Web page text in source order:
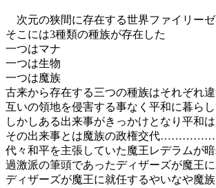
次元の狭間に存在する世界ファイリーゼ
そこには3種類の種族が存在した
一つはマナ
一つは生物
一つは魔族
古来から存在する三つの種族はそれぞれ
互いの領地を侵害する事なく平和に暮らし
しかしある出来事がきっかけとなり平和は
その出来事とは魔族の政権交代
代々和平を主張していた魔王レデラムが暗
過激派の筆頭であったディザーズが魔王
ディザーズが魔王に就任するやいなや魔